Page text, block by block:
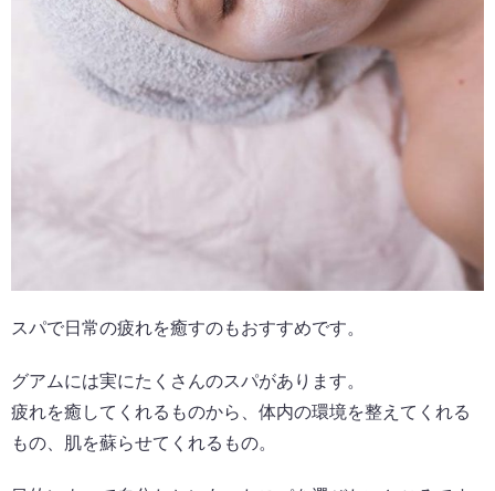
スパで日常の疲れを癒すのもおすすめです。
グアムには実にたくさんのスパがあります。
疲れを癒してくれるものから、体内の環境を整えてくれる
もの、肌を蘇らせてくれるもの。